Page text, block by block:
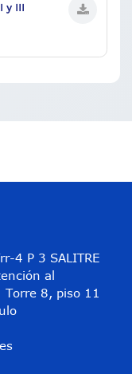
y III
4 P 3 SALITRE
al
8, piso 11